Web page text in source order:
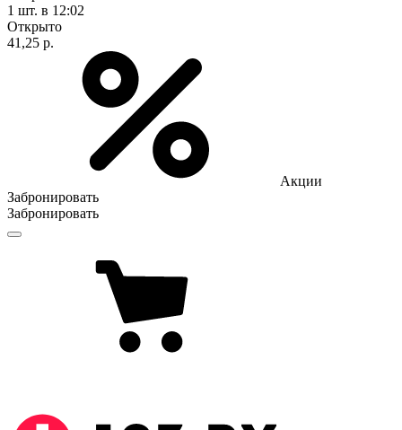
1 шт. в 12:02
Открыто
41,25 р.
Акции
Забронировать
Забронировать